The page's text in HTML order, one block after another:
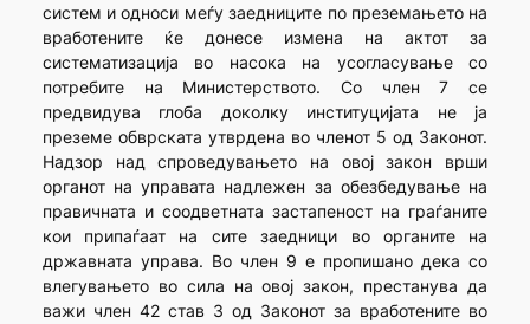
систем и односи меѓу заедниците по преземањето на
вработените ќе донесе измена на актот за
систематизација во насока на усогласување со
потребите на Министерството. Со член 7 се
предвидува глоба доколку институцијата не ја
преземе обврската утврдена во членот 5 од Законот.
Надзор над спроведувањето на овој закон врши
органот на управата надлежен за обезбедување на
правичната и соодветната застапеност на граѓаните
кои припаѓаат на сите заедници во органите на
државната управа. Во член 9 е пропишано дека со
влегувањето во сила на овој закон, престанува да
важи член 42 став 3 од Законот за вработените во